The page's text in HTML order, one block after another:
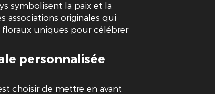
symbolisent la paix et la
associations originales qui
uniques pour célébrer
personnalisée
choisir de mettre en avant